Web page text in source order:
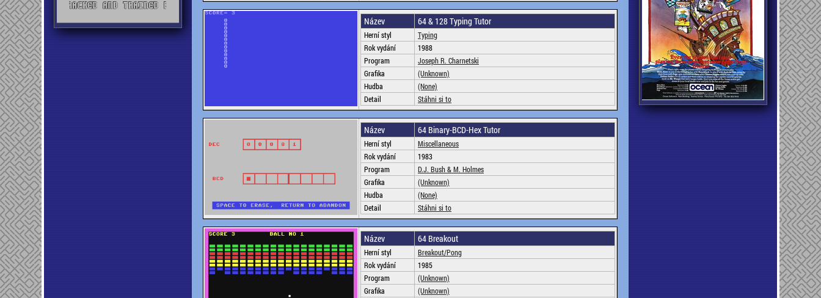
Název 64 & 128 Typing Tutor
Herní styl
Typing
Rok vydání
1988
Program
Joseph R. Charnetski
Grafika
(Unknown)
Hudba
(None)
Detail
Stáhni si to
Název 64 Binary-BCD-Hex Tutor
Herní styl
Miscellaneous
Rok vydání
1983
Program
D.J. Bush & M. Holmes
Grafika
(Unknown)
Hudba
(None)
Detail
Stáhni si to
Název 64 Breakout
Herní styl
Breakout/Pong
Rok vydání
1985
Program
(Unknown)
Grafika
(Unknown)